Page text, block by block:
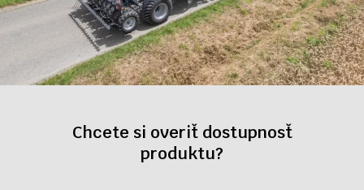
Chcete si overiť dostupnosť
produktu?